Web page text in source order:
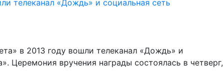
в 2013 году вошли телеканал «Дождь» и
Церемония вручения награды состоялась в четверг,